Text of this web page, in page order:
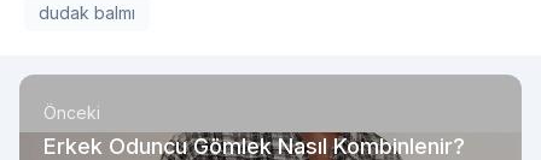
dudak balmı
Önceki
Erkek Oduncu Gömlek Nasıl Kombinlenir?